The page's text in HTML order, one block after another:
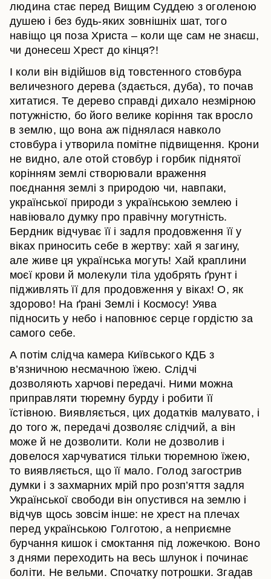
людина стає перед Вищим Суддею з оголеною
душею і без будь-яких зовнішніх шат, того
навіщо ця поза Христа – коли ще сам не знаєш,
чи донесеш Хрест до кінця?!
І коли він відійшов від товстенного стовбура
величезного дерева (здається, дуба), то почав
хитатися. Те дерево справді дихало незмірною
потужністю, бо його велике коріння так вросло
в землю, що вона аж піднялася навколо
стовбура і утворила помітне підвищення. Крони
не видно, але отой стовбур і горбик піднятої
корінням землі створювали враження
поєднання землі з природою чи, навпаки,
української природи з українською землею і
навіювало думку про правічну могутність.
Бердник відчуває її і задля продовження її у
віках приносить себе в жертву: хай я загину,
але живе ця українська могуть! Хай краплини
моєї крови й молекули тіла удобрять ґрунт і
підживлять її для продовження у віках! О, як
здорово! На ґрані Землі і Космосу! Уява
підносить у небо і наповнює серце гордістю за
самого себе.
А потім слідча камера Київського КДБ з
в’язничною несмачною їжею. Слідчі
дозволяють харчові передачі. Ними можна
приправляти тюремну бурду і робити її
їстівною. Виявляється, цих додатків малувато, і
до того ж, передачі дозволяє слідчий, а він
може й не дозволити. Коли не дозволив і
довелося харчуватися тільки тюремною їжею,
то виявляється, що її мало. Голод загострив
думки і з захмарних мрій про розп’яття задля
Української свободи він опустився на землю і
відчув щось зовсім інше: не хрест на плечах
перед українською Голготою, а неприємне
бурчання кишок і смоктання під ложечкою. Воно
з днями переходить на весь шлунок і починає
боліти. Не вельми. Спочатку потрошки. Згадав